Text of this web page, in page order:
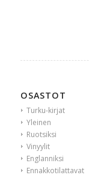
OSASTOT
Turku-kirjat
Yleinen
Ruotsiksi
Vinyylit
Englanniksi
Ennakkotilattavat